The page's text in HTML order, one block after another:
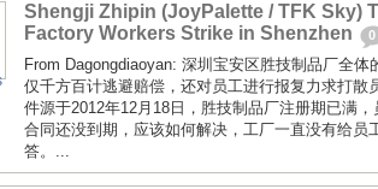
Shengji Zhipin (JoyPalette / TFK Sky)
Factory Workers Strike in Shenzhen
0
From Dagongdiaoyan: 深圳宝安区胜技制品厂全
仅千方百计逃避赔偿，还对员工进行报复力求打散
件源于2012年12月18日，胜技制品厂注册期已满，
合同还没到期，应该如何解决，工厂一直没有给员
答。...